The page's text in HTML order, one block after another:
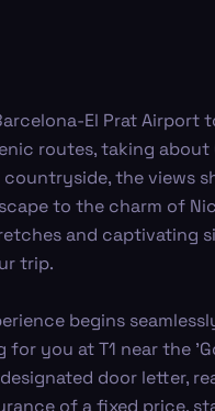
El Prat Airport
routes, taking
the views
to the charm of
and captivating
trip.
begins
you at T1 near the
door letter,
of a fixed price,